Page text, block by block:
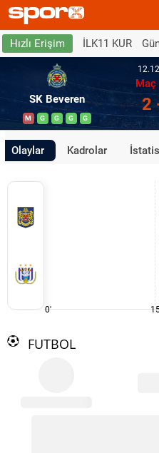
Hızlı Erişim İLK11 KUR
SK Beveren
M G G G G
Maç
2
Olaylar Kadrolar
0'
FUTBOL